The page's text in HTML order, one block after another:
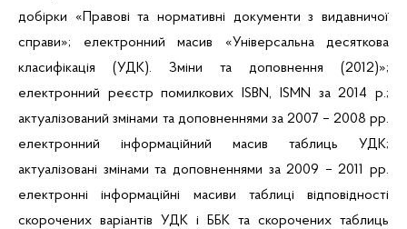
добірки «Правові та нормативні документи з видавничої
справи»; електронний масив «Універсальна десяткова
класифікація (УДК). Зміни та доповнення (2012)»;
електронний реєстр помилкових
ISBN, ISMN
за 2014 р.;
актуалізований змінами та доповненнями за 2007 – 2008 рр.
електронний інформаційний масив таблиць УДК;
актуалізовані змінами та доповненнями за 2009 – 2011 рр.
електронні інформаційні масиви таблиці відповідності
скорочених варіантів УДК і ББК та скорочених таблиць